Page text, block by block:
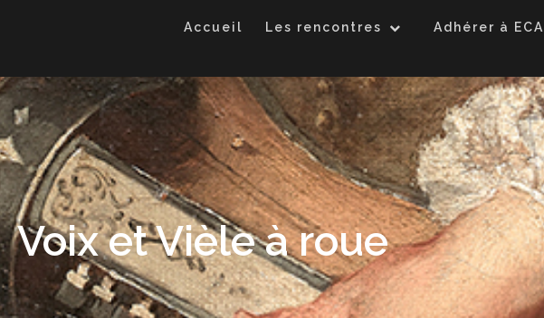
Accueil Les rencontres Adhérer à ECA
Voix et Vièle à roue